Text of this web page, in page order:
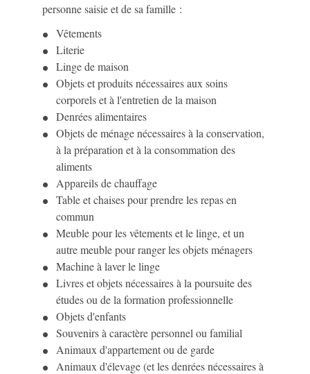
personne saisie et de sa famille :
Vêtements
Literie
Linge de maison
Objets et produits nécessaires aux soins
corporels et à l'entretien de la maison
Denrées alimentaires
Objets de ménage nécessaires à la conservation,
à la préparation et à la consommation des
aliments
Appareils de chauffage
Table et chaises pour prendre les repas en
commun
Meuble pour les vêtements et le linge, et un
autre meuble pour ranger les objets ménagers
Machine à laver le linge
Livres et objets nécessaires à la poursuite des
études ou de la formation professionnelle
Objets d'enfants
Souvenirs à caractère personnel ou familial
Animaux d'appartement ou de garde
Animaux d'élevage (et les denrées nécessaires à